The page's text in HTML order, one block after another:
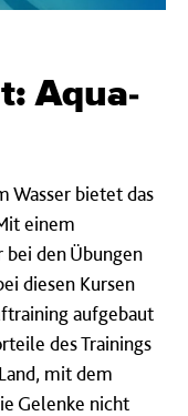
Aqua-
Wasser bietet das
einem
den Übungen
diesen Kursen
aufgebaut
des Trainings
mit dem
Gelenke nicht